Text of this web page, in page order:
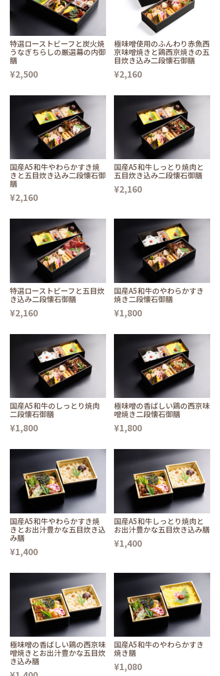
特選ローストビーフと炭火焼
うなぎちらしの厳選幕の内御
膳
¥2,500
極味噌使用のふんわり赤魚西
京味噌焼きと鶏西京焼きの五
目炊き込み二段懐石御膳
¥2,160
国産A5和牛やわらかすき焼
きと五目炊き込み二段懐石御
膳
¥2,160
国産A5和牛しっとり焼肉と
五目炊き込み二段懐石御膳
¥2,160
特選ローストビーフと五目炊
き込み二段懐石御膳
¥2,160
国産A5和牛のやわらかすき
焼き二段懐石御膳
¥1,800
国産A5和牛のしっとり焼肉
二段懐石御膳
¥1,800
極味噌の香ばしい鶏の西京味
噌焼き二段懐石御膳
¥1,800
国産A5和牛やわらかすき焼
きとお出汁豊かな五目炊き込
み膳
¥1,400
国産A5和牛しっとり焼肉と
お出汁豊かな五目炊き込み膳
¥1,400
極味噌の香ばしい鶏の西京味
噌焼きとお出汁豊かな五目炊
き込み膳
国産A5和牛のやわらかすき
焼き膳
¥1,080